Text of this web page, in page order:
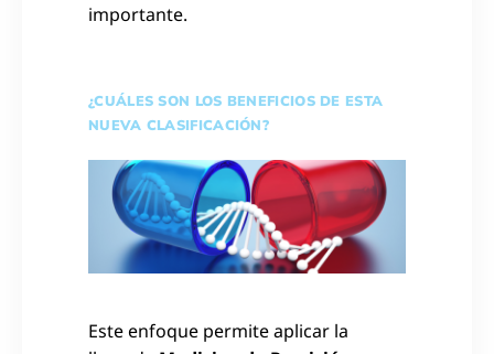
importante.
¿CUÁLES SON LOS BENEFICIOS DE ESTA
NUEVA CLASIFICACIÓN?
Este enfoque permite aplicar la